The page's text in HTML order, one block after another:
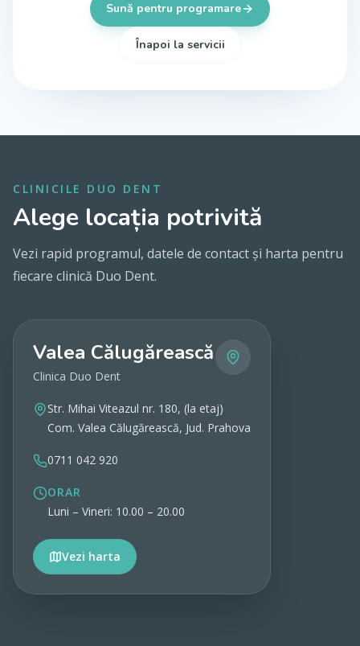
Sună pentru programare
Înapoi la servicii
CLINICILE DUO DENT
Alege locația potrivită
Vezi rapid programul, datele de contact și harta pentru
fiecare clinică Duo Dent.
Valea Călugărească
Clinica Duo Dent
Str. Mihai Viteazul nr. 180, (la etaj)
Com. Valea Călugărească, Jud. Prahova
0711 042 920
ORAR
Luni – Vineri: 10.00 – 20.00
Vezi harta
Vezi detalii